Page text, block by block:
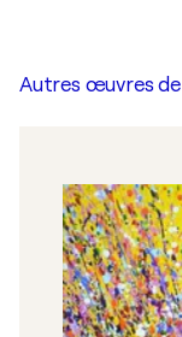
Autres œuvres de